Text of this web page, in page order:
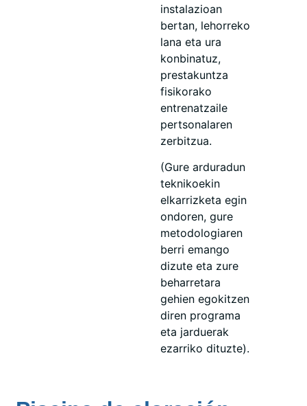
instalazioan
bertan, lehorreko
lana eta ura
konbinatuz,
prestakuntza
fisikorako
entrenatzaile
pertsonalaren
zerbitzua.
(Gure arduradun
teknikoekin
elkarrizketa egin
ondoren, gure
metodologiaren
berri emango
dizute eta zure
beharretara
gehien egokitzen
diren programa
eta jarduerak
ezarriko dituzte).